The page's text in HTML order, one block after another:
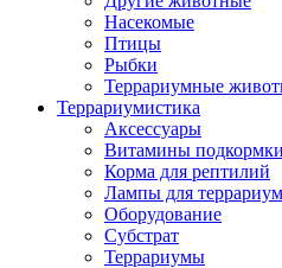
Насекомые
Птицы
Рыбки
Террариумные
Террариумистика
Аксессуары
Витамины подкормки
Корма для рептилий
Лампы для
Оборудование
Субстрат
Террариумы